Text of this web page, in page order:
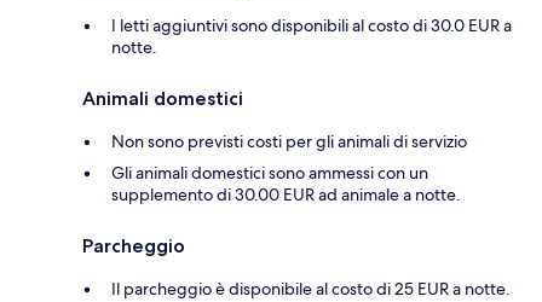
I letti aggiuntivi sono disponibili al costo di 30.0 EUR a
notte.
Animali domestici
Non sono previsti costi per gli animali di servizio
Gli animali domestici sono ammessi con un
supplemento di 30.00 EUR ad animale a notte.
Parcheggio
Il parcheggio è disponibile al costo di 25 EUR a notte.